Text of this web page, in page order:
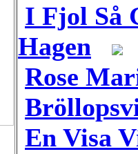
I Fjol Så
Hagen
Rose
En Visa